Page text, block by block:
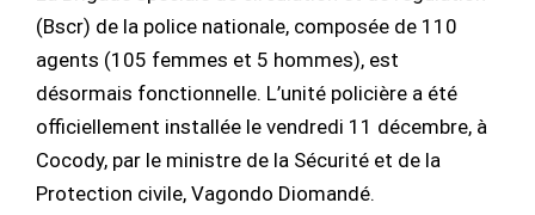
(Bscr) de la police nationale, composée de 110
agents (105 femmes et 5 hommes), est
désormais fonctionnelle. L’unité policière a été
officiellement installée le vendredi 11 décembre, à
Cocody, par le ministre de la Sécurité et de la
Protection civile, Vagondo Diomandé.